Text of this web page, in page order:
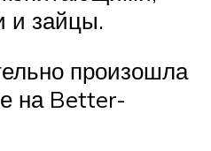
и зайцы.
произошла
на Better-